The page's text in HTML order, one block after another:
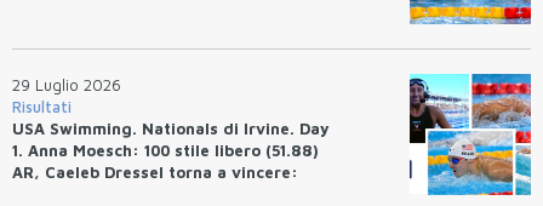
29 Luglio 2026
Risultati
USA Swimming. Nationals di Irvine. Day
1. Anna Moesch: 100 stile libero (51.88)
AR, Caeleb Dressel torna a vincere: